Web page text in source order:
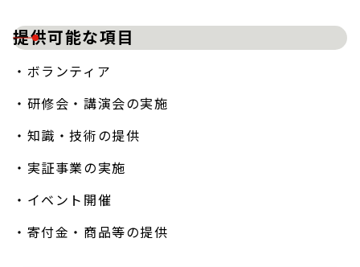
提供可能な項目
・ボランティア
・研修会・講演会の実施
・知識・技術の提供
・実証事業の実施
・イベント開催
・寄付金・商品等の提供